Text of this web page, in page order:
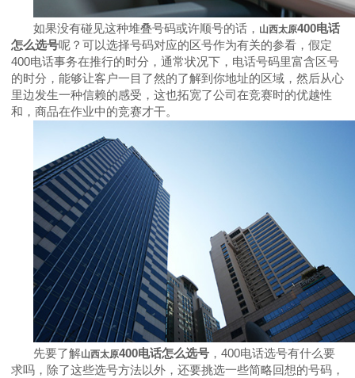
如果没有碰见这种堆叠号码或许顺号的话， 山西太原400电话
怎么选号呢？可以选择号码对应的区号作为有关的参看，假定
400电话事务在推行的时分，通常状况下，电话号码里富含区号
的时分，能够让客户一目了然的了解到你地址的区域，然后从心
里边发生一种信赖的感受，这也拓宽了公司在竞赛时的优越性
和，商品在作业中的竞赛才干。
先要了解山西太原400电话怎么选号 ， 400电话选号有什么要
求吗，除了这些选号方法以外，还要挑选一些简略回想的号码，